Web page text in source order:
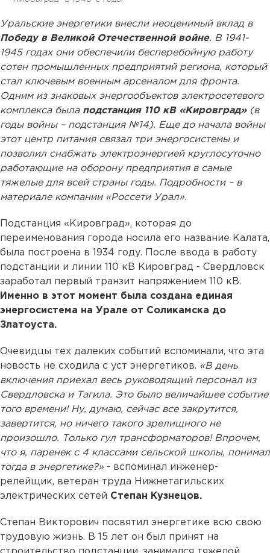
Уральские энергетики внесли неоценимый вклад в
Победу в Великой Отечественной войне. В 1941-
1945 годах они обеспечили бесперебойную работу
сотен промышленных предприятий региона, который
стал ключевым военным арсеналом для фронта.
Одним из знаковых энергообъектов электросетевого
комплекса была подстанция 110 кВ «Кировград» (в
годы войны – подстанция №14). Еще до начала войны
этот центр питания связал три энергосистемы и
позволил снабжать электроэнергией круглосуточно
работающие на оборону предприятия в самые
тяжелые для всей страны годы. Подробности – в
материале компании «Россети Урал».
Подстанция «Кировград», которая до
переименования города носила его название Калата,
была построена в 1934 году. После ввода в работу
подстанции и линии 110 кВ Кировград - Свердловск
заработал первый транзит напряжением 110 кВ.
Именно в этот момент была создана единая
энергосистема на Урале от Соликамска до
Златоуста.
Очевидцы тех далеких событий вспоминали, что эта
новость не сходила с уст энергетиков. «В день
включения приехал весь руководящий персонал из
Свердловска и Тагила. Это было величайшее событие
того времени! Ну, думаю, сейчас все закрутится,
завертится, но ничего такого зрелищного не
произошло. Только гул трансформаторов! Впрочем,
что я, паренек с 4 классами сельской школы, понимал
тогда в энергетике?» - вспоминал инженер-
релейщик, ветеран труда Нижнетагильских
электрических сетей Степан Кузнецов.
Степан Викторович посвятил энергетике всю свою
трудовую жизнь. В 15 лет он был принят на